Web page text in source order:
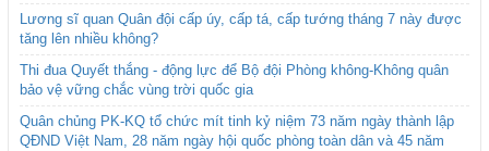
Lương sĩ quan Quân đội cấp úy, cấp tá, cấp tướng tháng 7 này được
tăng lên nhiều không?
Thi đua Quyết thắng - động lực để Bộ đội Phòng không-Không quân
bảo vệ vững chắc vùng trời quốc gia
Quân chủng PK-KQ tổ chức mít tinh kỷ niệm 73 năm ngày thành lập
QĐND Việt Nam, 28 năm ngày hội quốc phòng toàn dân và 45 năm